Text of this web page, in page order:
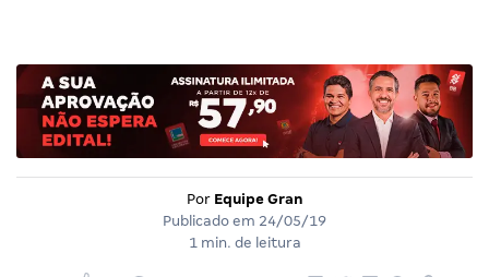
Por Equipe Gran
Publicado em 24/05/19
1 min. de leitura